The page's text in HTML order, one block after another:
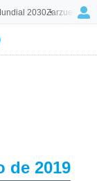
2030Zarzuela y
de 2019